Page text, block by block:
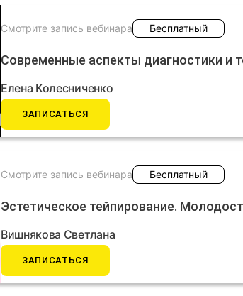
Смотрите запись вебинара Бесплатный
Современные аспекты диагностики и
Елена Колесниченко
ЗАПИСАТЬСЯ
Смотрите запись вебинара Бесплатный
Эстетическое тейпирование.
Вишнякова Светлана
ЗАПИСАТЬСЯ